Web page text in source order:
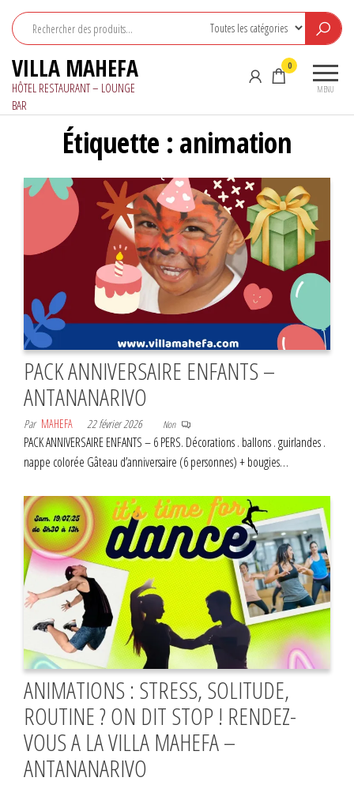
contenu
VILLA MAHEFA
HÔTEL RESTAURANT – LOUNGE
BAR
MENU
0
Étiquette : animation
PACK ANNIVERSAIRE ENFANTS –
ANTANANARIVO
Par MAHEFA 22 février 2026 Non
PACK ANNIVERSAIRE ENFANTS – 6 PERS. Décorations . ballons . guirlandes .
nappe colorée Gâteau d’anniversaire (6 personnes) + bougies…
ANIMATIONS : STRESS, SOLITUDE,
ROUTINE ? ON DIT STOP ! RENDEZ-
VOUS A LA VILLA MAHEFA –
ANTANANARIVO